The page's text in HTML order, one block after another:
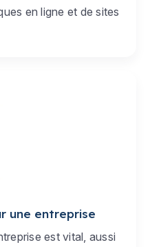
en ligne et de sites
une entreprise
est vital, aussi